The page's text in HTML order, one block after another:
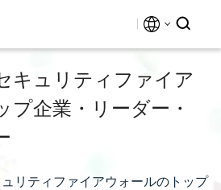
キュリティファイア
プ企業・リーダー・
リティファイアウォールのトップ